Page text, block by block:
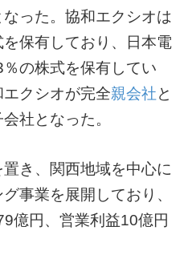
った。協和エクシオは
保有しており、日本電
の株式を保有してい
クシオが完全親会社と
社となった。
き、関西地域を中心に
事業を展開しており、
億円、営業利益10億円